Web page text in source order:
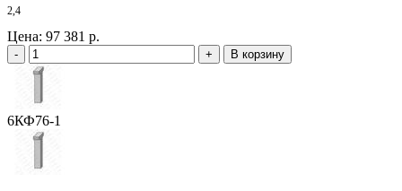
2,4
Цена: 97 381 р.
- + В корзину
6КФ76-1